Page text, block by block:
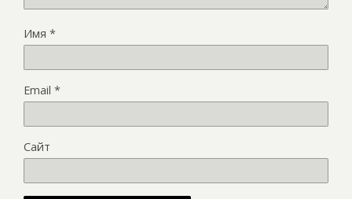
Имя *
Email *
Сайт